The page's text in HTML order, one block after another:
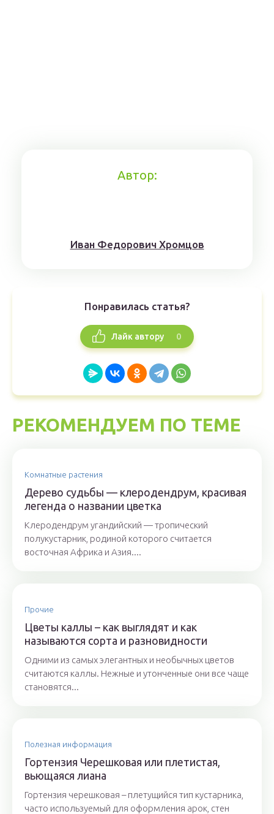
Автор:
Иван Федорович Хромцов
Понравилась статья?
Лайк автору 0
РЕКОМЕНДУЕМ ПО ТЕМЕ
Комнатные растения
Дерево судьбы — клеродендрум, красивая
легенда о названии цветка
Клеродендрум угандийский — тропический
полукустарник, родиной которого считается
восточная Африка и Азия....
Прочие
Цветы каллы – как выглядят и как
называются сорта и разновидности
Одними из самых элегантных и необычных цветов
считаются каллы. Нежные и утонченные они все чаще
становятся...
Полезная информация
Гортензия Черешковая или плетистая,
вьющаяся лиана
Гортензия черешковая – плетущийся тип кустарника,
часто используемый для оформления арок, стен